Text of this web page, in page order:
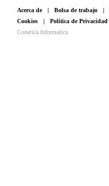
Acerca de| Bolsa de trabajo |
Cookies | Política de Privacidad
Conetica Informatica